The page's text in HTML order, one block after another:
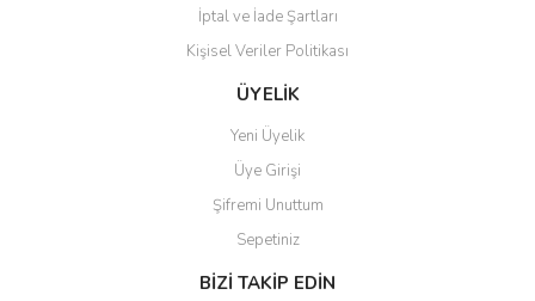
Gönder
İptal ve İade Şartları
Kişisel Veriler Politikası
ÜYELİK
Yeni Üyelik
Üye Girişi
Şifremi Unuttum
Sepetiniz
BİZİ TAKİP EDİN